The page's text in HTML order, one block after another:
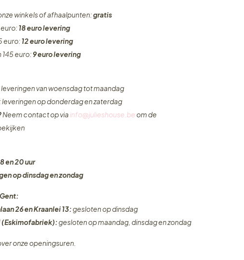
winkels of afhaalpunten:gratis
18 euro levering
euro: 12 euro levering
euro: 9 euro levering
leveringen van woensdag tot maandag
: leveringen op donderdag en zaterdag
Neem contact op via info@julieshouse.beom de
en 20 uur
op dinsdag en zondag
26 en Kraanlei 13:gesloten op dinsdag
(Eskimofabriek):gesloten op maandag, dinsdag en zondag
onze openingsuren.